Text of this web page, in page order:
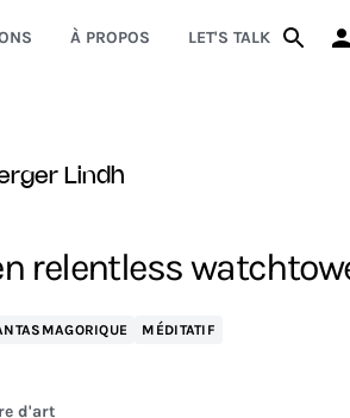
À PROPOS LET'S TALK
Lindh
relentless
MÉDITATIF
d'art